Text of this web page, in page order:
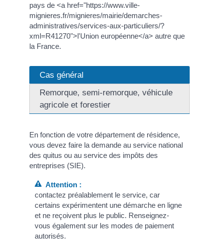
pays de <a href="https://www.ville-
mignieres.fr/mignieres/mairie/demarches-
administratives/services-aux-particuliers/?
xml=R41270">l'Union européenne</a> autre que
la France.
Cas général
Remorque, semi-remorque, véhicule
agricole et forestier
En fonction de votre département de résidence,
vous devez faire la demande au service national
des quitus ou au service des impôts des
entreprises (SIE).
Attention :
contactez préalablement le service, car
certains expérimentent une démarche en ligne
et ne reçoivent plus le public. Renseignez-
vous également sur les modes de paiement
autorisés.